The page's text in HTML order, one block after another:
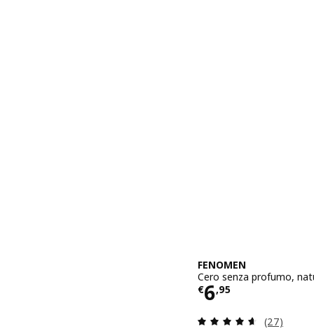
FENOMEN
Cero senza profumo,
€6,95
Prezzo € 6,95
(27)